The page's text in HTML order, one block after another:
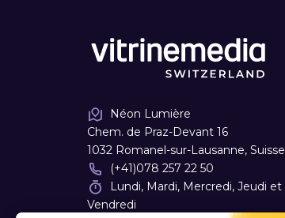
Néon Lumière
Chem. de Praz-Devant 16
1032 Romanel-sur-Lausanne, Suisse
(+41)078 257 22 50
Lundi, Mardi, Mercredi, Jeudi et
Vendredi